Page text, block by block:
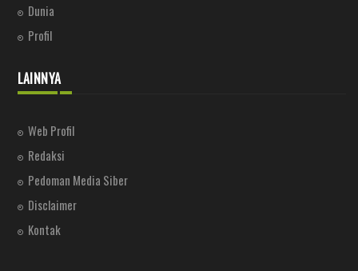
Dunia
Profil
LAINNYA
Web Profil
Redaksi
Pedoman Media Siber
Disclaimer
Kontak